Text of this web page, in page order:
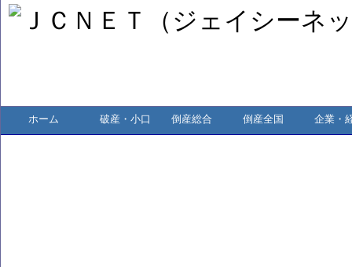
ホーム 破産・小口 倒産総合 倒産全国 企業・